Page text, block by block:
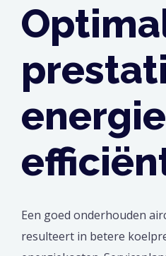
Een goed onderhouden
resulteert in betere